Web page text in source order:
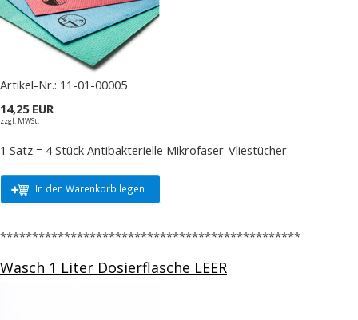
Artikel-Nr.: 11-01-00005
14,25 EUR
zzgl. MWSt.
1 Satz = 4 Stück Antibakterielle Mikrofaser-Vliestücher
In den Warenkorb legen
***********************************************
Wasch 1 Liter Dosierflasche LEER